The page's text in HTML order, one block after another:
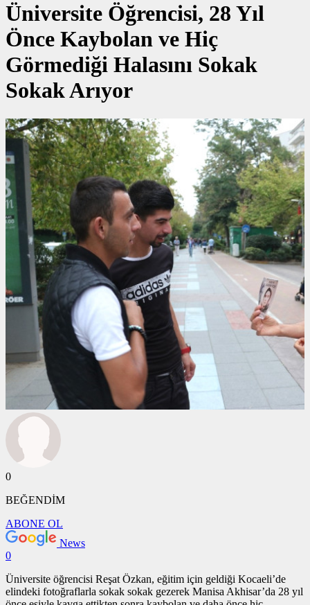
Üniversite Öğrencisi, 28 Yıl
Önce Kaybolan ve Hiç
Görmediği Halasını Sokak
Sokak Arıyor
0
BEĞENDİM
ABONE OL
News
0
Üniversite öğrencisi Reşat Özkan, eğitim için geldiği Kocaeli’de
elindeki fotoğraflarla sokak sokak gezerek Manisa Akhisar’da 28 yıl